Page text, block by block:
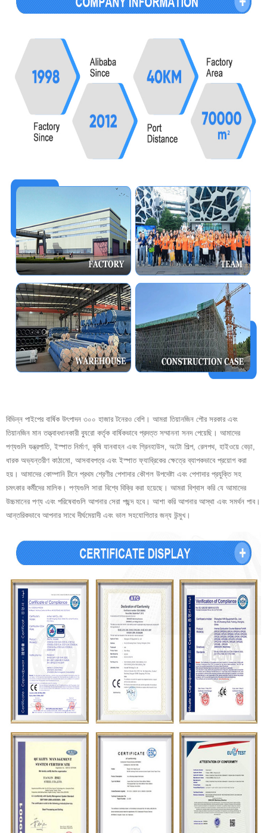
বিভিন্ন পাইপের বার্ষিক উৎপাদন ৩০০ হাজার টনেরও বেশি। আমরা তিয়ানজিন পৌর সরকার এবং
তিয়ানজিন মান তত্ত্বাবধানকারী ব্যুরো কর্তৃক বার্ষিকভাবে প্রদত্ত সম্মাননা সনদ পেয়েছি। আমাদের
পণ্যগুলি যন্ত্রপাতি, ইস্পাত নির্মাণ, কৃষি যানবাহন এবং গ্রিনহাউস, অটো শিল্প, রেলপথ, হাইওয়ে বেড়া,
ধারক অভ্যন্তরীণ কাঠামো, আসবাবপত্র এবং ইস্পাত ফ্যাব্রিকের ক্ষেত্রে ব্যাপকভাবে প্রয়োগ করা
হয়। আমাদের কোম্পানি চীনে প্রথম শ্রেণীর পেশাদার কৌশল উপদেষ্টা এবং পেশাদার প্রযুক্তি সহ
চমৎকার কর্মীদের মালিক। পণ্যগুলি সারা বিশ্বে বিক্রি করা হয়েছে। আমরা বিশ্বাস করি যে আমাদের
উচ্চমানের পণ্য এবং পরিষেবাগুলি আপনার সেরা পছন্দ হবে। আশা করি আপনার আস্থা এবং সমর্থন পাব।
আন্তরিকভাবে আপনার সাথে দীর্ঘমেয়াদী এবং ভাল সহযোগিতার জন্য উন্মুখ।